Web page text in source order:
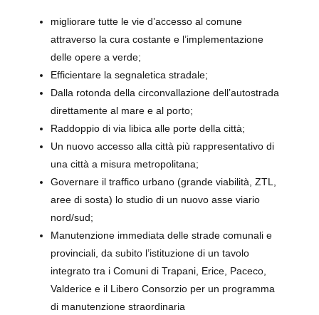
migliorare tutte le vie d’accesso al comune
attraverso la cura costante e l’implementazione
delle opere a verde;
Efficientare la segnaletica stradale;
Dalla rotonda della circonvallazione dell’autostrada
direttamente al mare e al porto;
Raddoppio di via libica alle porte della città;
Un nuovo accesso alla città più rappresentativo di
una città a misura metropolitana;
Governare il traffico urbano (grande viabilità, ZTL,
aree di sosta) lo studio di un nuovo asse viario
nord/sud;
Manutenzione immediata delle strade comunali e
provinciali, da subito l’istituzione di un tavolo
integrato tra i Comuni di Trapani, Erice, Paceco,
Valderice e il Libero Consorzio per un programma
di manutenzione straordinaria